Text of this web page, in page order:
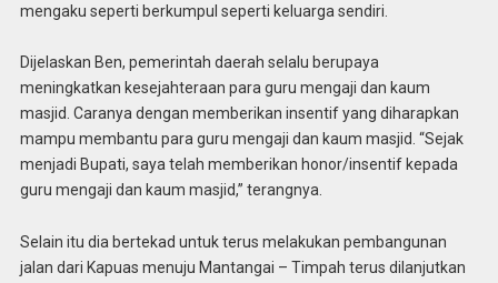
mengaku seperti berkumpul seperti keluarga sendiri.
Dijelaskan Ben, pemerintah daerah selalu berupaya
meningkatkan kesejahteraan para guru mengaji dan kaum
masjid. Caranya dengan memberikan insentif yang diharapkan
mampu membantu para guru mengaji dan kaum masjid. “Sejak
menjadi Bupati, saya telah memberikan honor/insentif kepada
guru mengaji dan kaum masjid,” terangnya.
Selain itu dia bertekad untuk terus melakukan pembangunan
jalan dari Kapuas menuju Mantangai – Timpah terus dilanjutkan